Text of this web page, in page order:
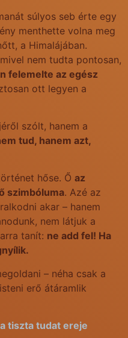
súlyos seb érte egy
menthette volna meg
a Himalájában.
nem tudta pontosan,
felemelte az egész
ott legyen a
szólt, hanem a
tud, hanem azt,
hőse. Ő az
szimbóluma. Azé az
akar – hanem
nem látjuk a
tanít: ne add fel! Ha
– néha csak a
erő átáramlik
tiszta tudat ereje